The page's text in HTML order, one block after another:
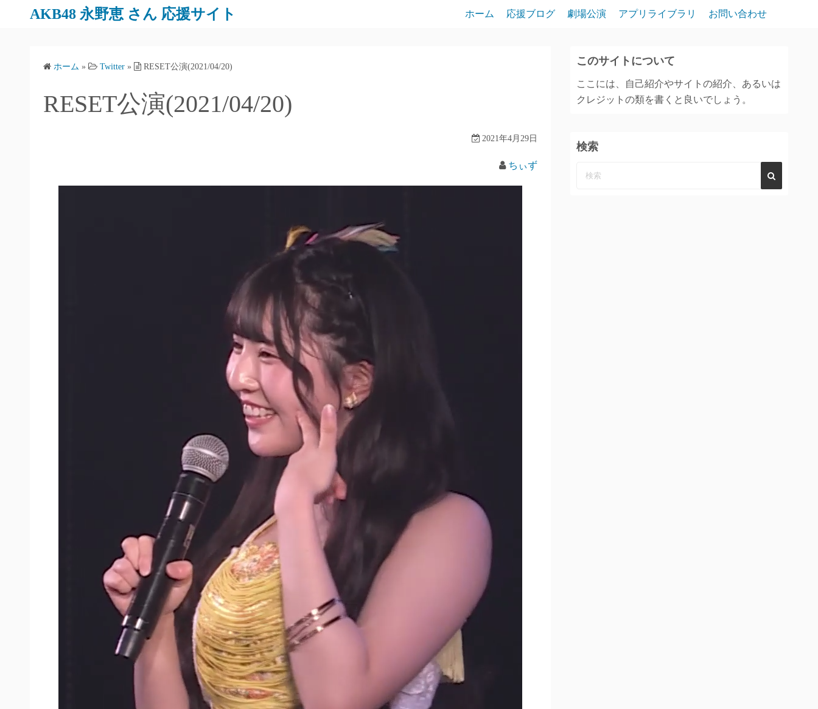
AKB48 永野恵 さん 応援サイト ホーム 応援ブログ 劇場公演 アプリライブラリ お問い合わせ
ホーム » Twitter » RESET公演(2021/04/20)
RESET公演(2021/04/20)
2021年4月29日
ちぃず
このサイトについて
ここには、自己紹介やサイトの紹介、あるいは
クレジットの類を書くと良いでしょう。
検索